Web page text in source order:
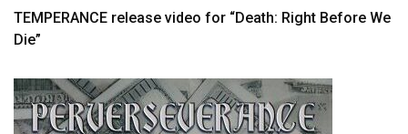
TEMPERANCE release video for “Death: Right Before We
Die”